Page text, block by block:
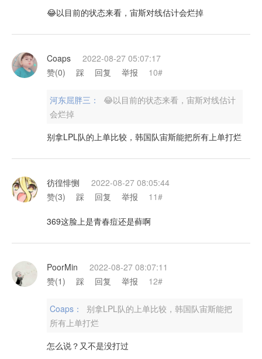
😂以目前的状态来看，宙斯对线估计会烂掉
Coaps
2022-08-27 05:07:17
赞(0) 踩 回复 举报 10#
河东屈胖三：
😂以目前的状态来看，宙斯对线估计
会烂掉
别拿LPL队的上单比较，韩国队宙斯能把所有上单打烂
彷徨悱恻
2022-08-27 08:05:44
赞(3) 踩 回复 举报 11#
369这脸上是青春痘还是藓啊
PoorMin
2022-08-27 08:07:11
赞(1) 踩 回复 举报 12#
Coaps：
别拿LPL队的上单比较，韩国队宙斯能把
所有上单打烂
怎么说？又不是没打过